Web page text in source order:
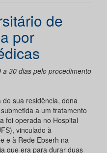
de
por
30 dias pelo procedimento
sua residência, dona
a um tratamento
foi operada no Hospital
vinculado à
e à Rede Ebserh na
que era para durar duas